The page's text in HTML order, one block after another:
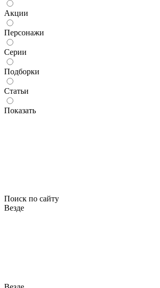
Акции
Персонажи
Серии
Подборки
Статьи
Показать
Поиск по сайту
Везде